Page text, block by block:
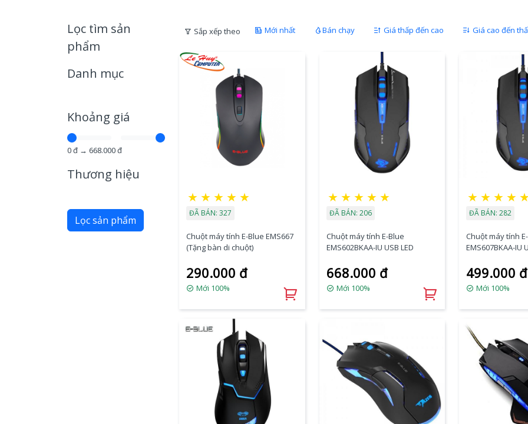
Lọc tìm sản
phẩm
Danh mục
Khoảng giá
0đ → 668.000đ
Thương hiệu
Lọc sản phẩm
Sắp xếp theo Mới nhất Bán chạy Giá thấp đến cao Giá cao đến
★ ★ ★ ★ ★
ĐÃ BÁN: 327
Chuột máy tính E-Blue EMS667
(Tặng bàn di chuột)
290.000 đ
Mới 100%
★ ★ ★ ★ ★
ĐÃ BÁN: 206
Chuột máy tính E-Blue
EMS602BKAA-IU USB LED
668.000 đ
Mới 100%
★ ★ ★ ★
ĐÃ BÁN: 282
Chuột máy tính
EMS607BKAA-IU
499.000 đ
Mới 100%